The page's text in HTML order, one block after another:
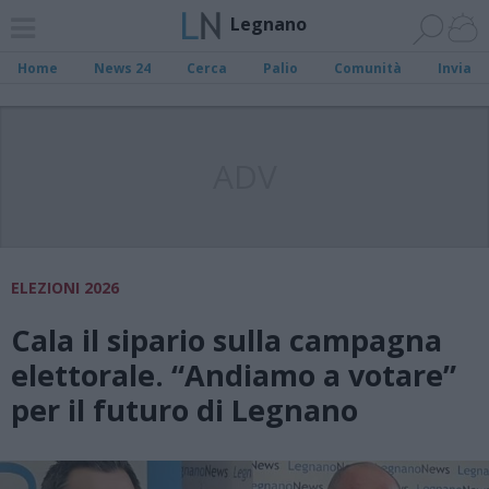
Legnano
Home News 24 Cerca Palio Comunità Invia
ELEZIONI 2026
Cala il sipario sulla campagna
elettorale. “Andiamo a votare”
per il futuro di Legnano